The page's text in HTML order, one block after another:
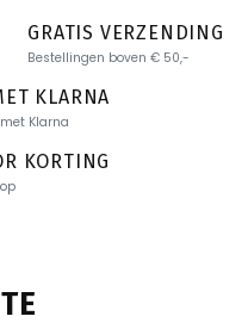
GRATIS VERZENDING
Bestellingen boven € 50,-
KLARNA
Klarna
KORTING